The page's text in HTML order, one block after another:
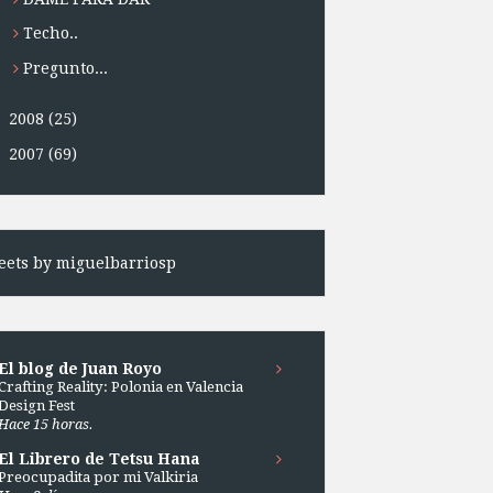
Techo..
Pregunto...
2008 (25)
2007 (69)
by miguelbarriosp
blog de Juan Royo
Reality: Polonia en Valencia
Fest
15 horas.
Librero de Tetsu Hana
por mi Valkiria